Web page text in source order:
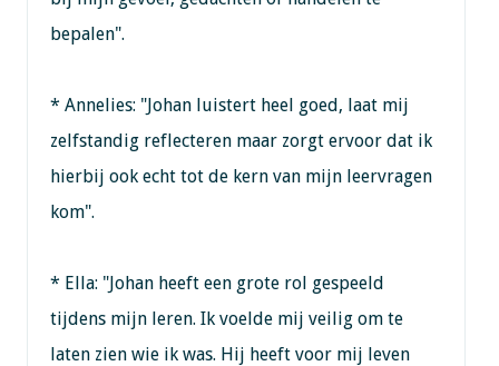
bepalen".
* Annelies: "Johan luistert heel goed, laat mij
zelfstandig reflecteren maar zorgt ervoor dat ik
hierbij ook echt tot de kern van mijn leervragen
kom".
* Ella: "Johan heeft een grote rol gespeeld
tijdens mijn leren. Ik voelde mij veilig om te
laten zien wie ik was. Hij heeft voor mij leven